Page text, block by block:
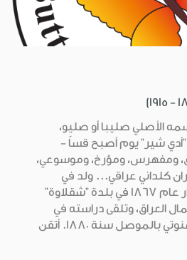
الأصلي صليبا أو صليو،
شير" يوم أصبح قساً -
ومفهرس، ومؤرخ، وموسوعي،
كلداني عراقي... ولد في
الثالث من آذار عام 1867 في بلدة "شقلاوة"
العراق، وتلقى دراسته في
المعهد الكهنوتي بالموصل سنة 1880. أتقن